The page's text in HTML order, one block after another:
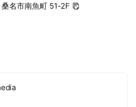
名市南魚町 51-2F